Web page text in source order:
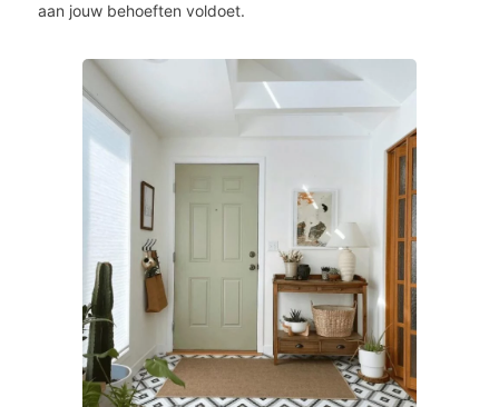
aan jouw behoeften voldoet.